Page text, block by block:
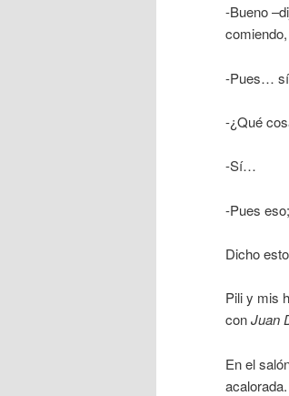
-Bueno
-Pues…
-¿Qué
-Sí…
-Pues
Dicho
Pili y mis
conJuan
En el